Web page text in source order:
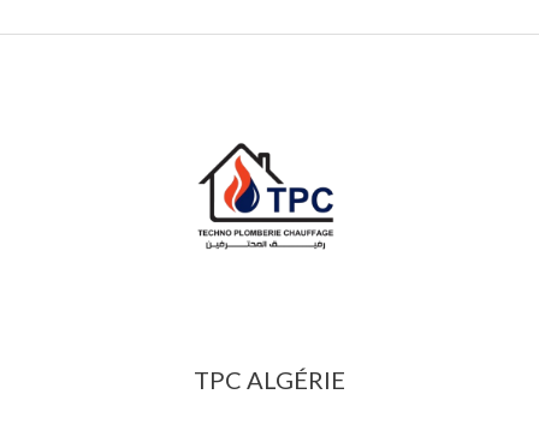
TPC ALGÉRIE